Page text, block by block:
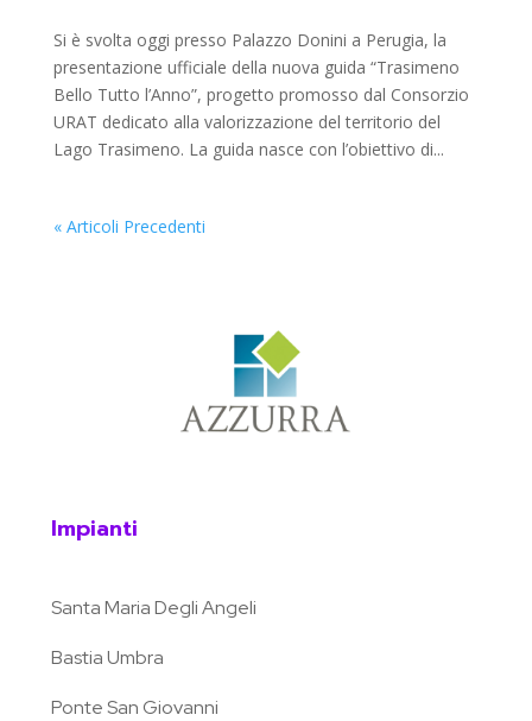
Si è svolta oggi presso Palazzo Donini a Perugia, la
presentazione ufficiale della nuova guida “Trasimeno
Bello Tutto l’Anno”, progetto promosso dal Consorzio
URAT dedicato alla valorizzazione del territorio del
Lago Trasimeno. La guida nasce con l’obiettivo di...
« Articoli Precedenti
Impianti
Santa Maria Degli Angeli
Bastia Umbra
Ponte San Giovanni